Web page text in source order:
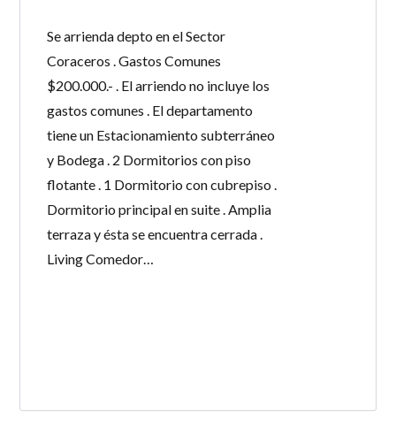
Se arrienda depto en el Sector
Coraceros . Gastos Comunes
$200.000.- . El arriendo no incluye los
gastos comunes . El departamento
tiene un Estacionamiento subterráneo
y Bodega . 2 Dormitorios con piso
flotante . 1 Dormitorio con cubrepiso .
Dormitorio principal en suite . Amplia
terraza y ésta se encuentra cerrada .
Living Comedor…